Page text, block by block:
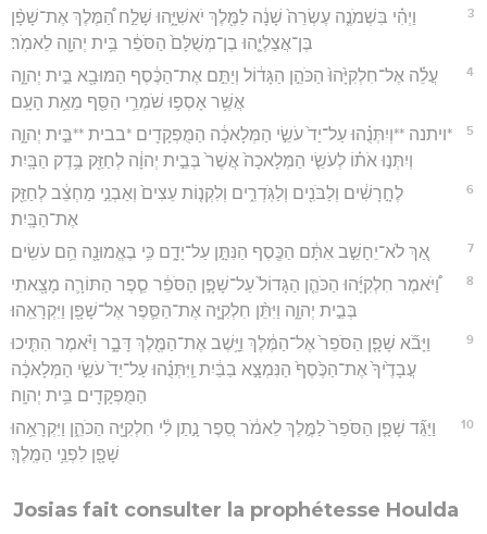
3
וַיְהִ֗י בִּשְׁמֹנֶ֤ה עֶשְׂרֵה֙ שָׁנָ֔ה לַמֶּ֖לֶךְ יֹאשִׁיָּ֑הוּ שָׁלַ֣ח הַ֠מֶּלֶךְ אֶת־שָׁפָ֨ן
בֶּן־אֲצַלְיָ֤הוּ בֶן־מְשֻׁלָּם֙ הַסֹּפֵ֔ר בֵּ֥ית יְהוָ֖ה לֵאמֹֽר׃
4
עֲלֵ֗ה אֶל־חִלְקִיָּ֙הוּ֙ הַכֹּהֵ֣ן הַגָּד֔וֹל וְיַתֵּ֣ם אֶת־הַכֶּ֔סֶף הַמּוּבָ֖א בֵּ֣ית יְהוָ֑ה
אֲשֶׁ֥ר אָסְפ֛וּ שֹׁמְרֵ֥י הַסַּ֖ף מֵאֵ֥ת הָעָֽם׃
5
*ויתנה **וְיִתְּנֻ֗הוּ עַל־יַד֙ עֹשֵׂ֣י הַמְּלָאכָ֔ה הַמֻּפְקָדִ֖ים *בבית **בֵּ֣ית יְהוָ֑ה
וְיִתְּנ֣וּ אֹת֗וֹ לְעֹשֵׂ֤י הַמְּלָאכָה֙ אֲשֶׁר֙ בְּבֵ֣ית יְהוָ֔ה לְחַזֵּ֖ק בֶּ֥דֶק הַבָּֽיִת׃
6
לֶחָ֣רָשִׁ֔ים וְלַבֹּנִ֖ים וְלַגֹּֽדְרִ֑ים וְלִקְנ֤וֹת עֵצִים֙ וְאַבְנֵ֣י מַחְצֵ֔ב לְחַזֵּ֖ק
אֶת־הַבָּֽיִת׃
7 אַ֚ךְ לֹא־יֵחָשֵׁ֣ב אִתָּ֔ם הַכֶּ֖סֶף הַנִּתָּ֣ן עַל־יָדָ֑ם כִּ֥י בֶאֱמוּנָ֖ה הֵ֥ם עֹשִֽׂים׃
8
וַ֠יֹּאמֶר חִלְקִיָּ֜הוּ הַכֹּהֵ֤ן הַגָּדוֹל֙ עַל־שָׁפָ֣ן הַסֹּפֵ֔ר סֵ֧פֶר הַתּוֹרָ֛ה מָצָ֖אתִי
בְּבֵ֣ית יְהוָ֑ה וַיִּתֵּ֨ן חִלְקִיָּ֧ה אֶת־הַסֵּ֛פֶר אֶל־שָׁפָ֖ן וַיִּקְרָאֵֽהוּ׃
9
וַיָּבֹ֞א שָׁפָ֤ן הַסֹּפֵר֙ אֶל־הַמֶּ֔לֶךְ וַיָּ֥שֶׁב אֶת־הַמֶּ֖לֶךְ דָּבָ֑ר וַיֹּ֗אמֶר הִתִּ֤יכוּ
עֲבָדֶ֙יךָ֙ אֶת־הַכֶּ֙סֶף֙ הַנִּמְצָ֣א בַבַּ֔יִת וַֽיִּתְּנֻ֗הוּ עַל־יַד֙ עֹשֵׂ֣י הַמְּלָאכָ֔ה
הַמֻּפְקָדִ֖ים בֵּ֥ית יְהוָֽה׃
10
וַיַּגֵּ֞ד שָׁפָ֤ן הַסֹּפֵר֙ לַמֶּ֣לֶךְ לֵאמֹ֔ר סֵ֚פֶר נָ֣תַן לִ֔י חִלְקִיָּ֖ה הַכֹּהֵ֑ן וַיִּקְרָאֵ֥הוּ
שָׁפָ֖ן לִפְנֵ֥י הַמֶּֽלֶךְ׃
Josias fait consulter la prophétesse Houlda